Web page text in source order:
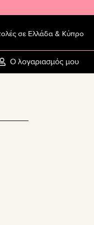
σε Ελλάδα & Κύπρο
Ο λογαριασμός μου